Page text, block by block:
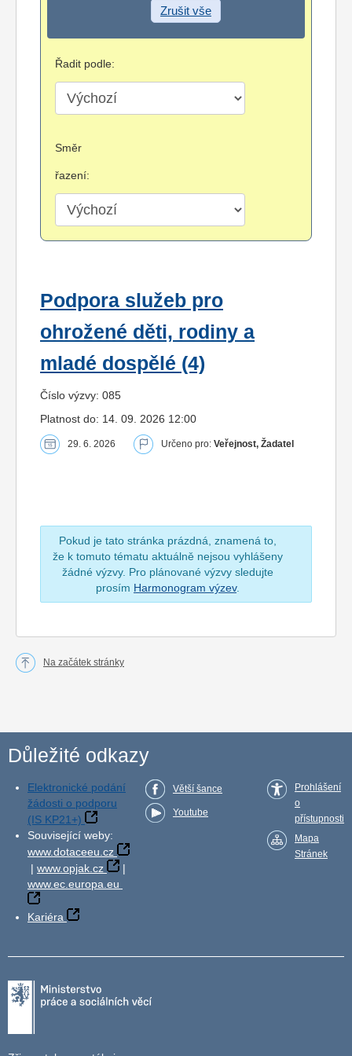
Zrušit vše
Řadit podle:
Směr
řazení:
Podpora služeb pro
ohrožené děti, rodiny a
mladé dospělé (4)
Číslo výzvy: 085
Platnost do: 14. 09. 2026 12:00
29. 6. 2026 Určeno pro: Veřejnost, Žadatel
Pokud je tato stránka prázdná, znamená to,
že k tomuto tématu aktuálně nejsou vyhlášeny
žádné výzvy. Pro plánované výzvy sledujte
prosím Harmonogram výzev.
Na začátek stránky
Důležité odkazy
Elektronické podání
žádosti o podporu
(IS KP21+)
Související weby:
www.dotaceeu.cz
| www.opjak.cz
|
www.ec.europa.eu
Kariéra
Větší šance
Youtube
Prohlášení
o
přístupnosti
Mapa
Stránek